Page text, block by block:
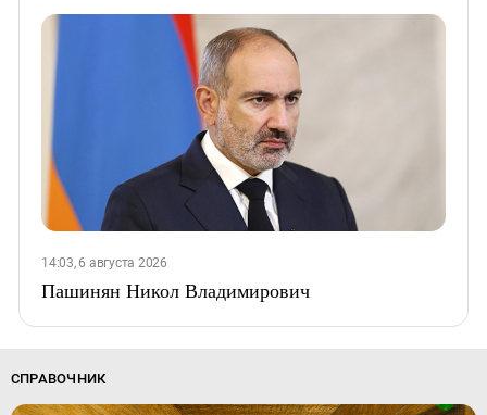
14:03, 6 августа 2026
Пашинян Никол Владимирович
СПРАВОЧНИК